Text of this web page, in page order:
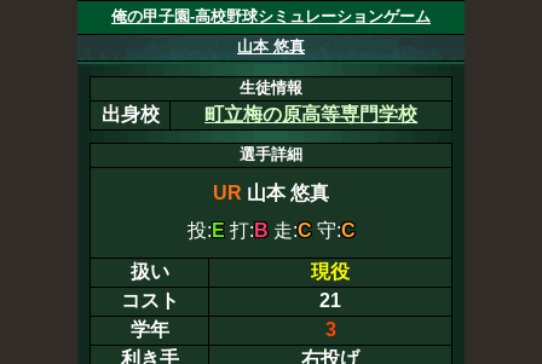
俺の甲子園-高校野球シミュレーションゲーム
山本 悠真
生徒情報
出身校 町立梅の原高等専門学校
選手詳細
UR 山本 悠真
投: E打: B走:C守:C
扱い
現役
コスト
21
学年
3
利き手
右投げ